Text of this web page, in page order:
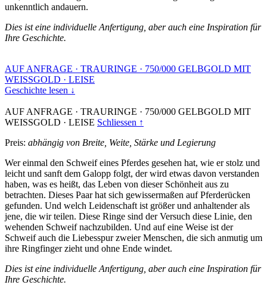
unkenntlich andauern.
Dies ist eine individuelle Anfertigung, aber auch eine Inspiration für
Ihre Geschichte.
AUF ANFRAGE · TRAURINGE · 750/000 GELBGOLD MIT
WEISSGOLD · LEISE
Geschichte lesen ↓
AUF ANFRAGE · TRAURINGE · 750/000 GELBGOLD MIT
WEISSGOLD · LEISE Schliessen ↑
Preis: abhängig von Breite, Weite, Stärke und Legierung
Wer einmal den Schweif eines Pferdes gesehen hat, wie er stolz und
leicht und sanft dem Galopp folgt, der wird etwas davon verstanden
haben, was es heißt, das Leben von dieser Schönheit aus zu
betrachten. Dieses Paar hat sich gewissermaßen auf Pferderücken
gefunden. Und welch Leidenschaft ist größer und anhaltender als
jene, die wir teilen. Diese Ringe sind der Versuch diese Linie, den
wehenden Schweif nachzubilden. Und auf eine Weise ist der
Schweif auch die Liebesspur zweier Menschen, die sich anmutig um
ihre Ringfinger zieht und ohne Ende windet.
Dies ist eine individuelle Anfertigung, aber auch eine Inspiration für
Ihre Geschichte.